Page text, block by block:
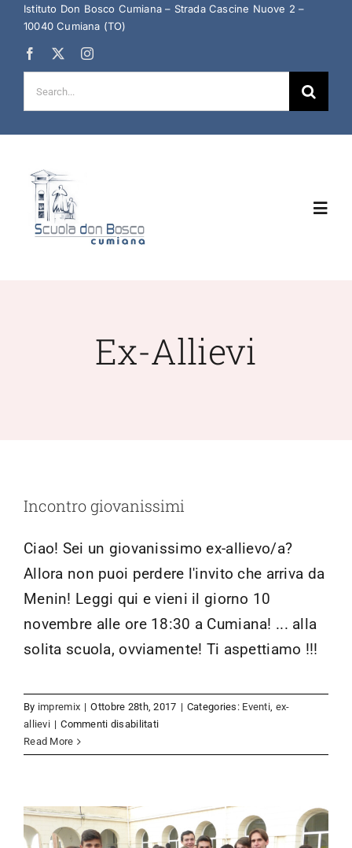
Salta
contenuto
Istituto Don Bosco Cumiana – Strada Cascine Nuove 2 –
10040 Cumiana (TO)
per:
Ex-Allievi
Incontro giovanissimi
Ciao! Sei un giovanissimo ex-allievo/a?
Allora non puoi perdere l'invito che arriva da
Menin! Leggi qui e vieni il giorno 10
novembre alle ore 18:30 a Cumiana! ... alla
solita scuola, ovviamente! Ti aspettiamo !!!
By impremix | Ottobre 28th, 2017 | Categories: Eventi, ex-
allievi | Commenti disabilitatisu
giovanissimi
Read More
Grande Paolo Pollone!!